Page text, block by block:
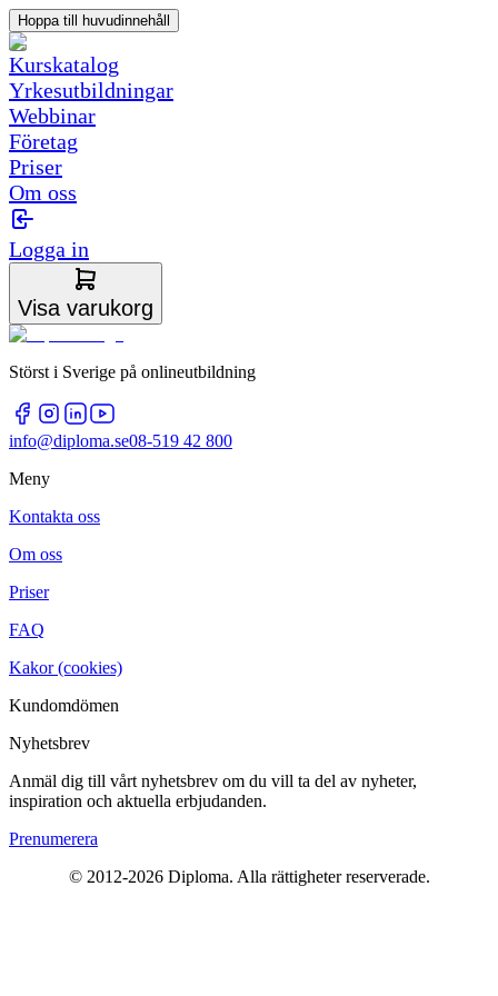
Hoppa till huvudinnehåll
Kurskatalog
Yrkesutbildningar
Webbinar
Företag
Priser
Om oss
Logga in
Visa varukorg
Störst i Sverige på onlineutbildning
info@diploma.se08-519 42 800
Meny
Kontakta oss
Om oss
Priser
FAQ
Kakor (cookies)
Kundomdömen
Nyhetsbrev
Anmäl dig till vårt nyhetsbrev om du vill ta del av nyheter,
inspiration och aktuella erbjudanden.
Prenumerera
© 2012-2026 Diploma. Alla rättigheter reserverade.